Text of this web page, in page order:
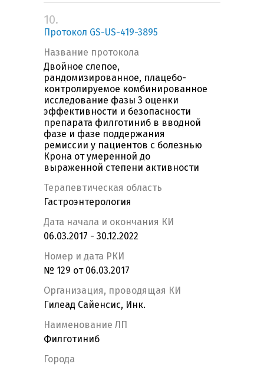
10.
Протокол GS-US-419-3895
Название протокола
Двойное слепое,
рандомизированное, плацебо-
контролируемое комбинированнoе
исследование фазы 3 оценки
эффективности и безопасности
препарата филготиниб в вводной
фазе и фазе поддержания
ремиссии у пациентов с болезнью
Крона от умеренной до
выраженной степени активности
Терапевтическая область
Гастроэнтерология
Дата начала и окончания КИ
06.03.2017 - 30.12.2022
Номер и дата РКИ
№ 129 от 06.03.2017
Организация, проводящая КИ
Гилеад Сайенсис, Инк.
Наименование ЛП
Филготиниб
Города